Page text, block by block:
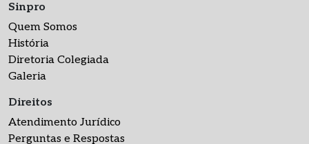
Sinpro
Quem Somos
História
Diretoria Colegiada
Galeria
Direitos
Atendimento Jurídico
Perguntas e Respostas